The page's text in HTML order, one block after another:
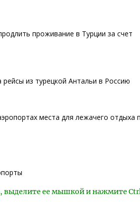
проживание в Турции за счет
из турецкой Антальи в Россию
места для лежачего отдыха
выделите ее мышкой и нажмите